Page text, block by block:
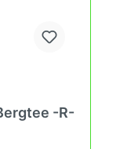
-R-